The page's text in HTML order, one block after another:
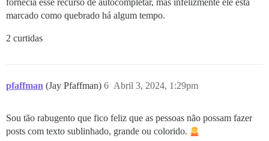
fornecia esse recurso de autocompletar, mas infelizmente ele está
marcado como quebrado há algum tempo.
2 curtidas
pfaffman (Jay Pfaffman) Abril 3, 2024, 1:29pm
6
Sou tão rabugento que fico feliz que as pessoas não possam fazer
posts com texto sublinhado, grande ou colorido.